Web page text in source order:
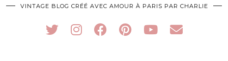
VINTAGE BLOG CRÉÉ AVEC AMOUR À PARIS PAR CHARLIE